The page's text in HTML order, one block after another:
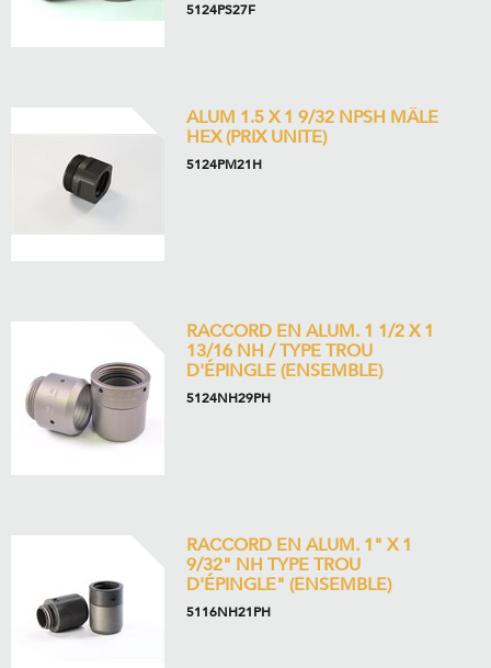
5124PS27F
ALUM 1.5 X 1 9/32 NPSH MÂLE
HEX (PRIX UNITE)
5124PM21H
RACCORD EN ALUM. 1 1/2 X 1
13/16 NH / TYPE TROU
D'ÉPINGLE (ENSEMBLE)
5124NH29PH
RACCORD EN ALUM. 1" X 1
9/32" NH TYPE TROU
D'ÉPINGLE" (ENSEMBLE)
5116NH21PH